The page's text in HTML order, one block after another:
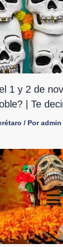
1 y 2 de
| Te
/ Poradmin